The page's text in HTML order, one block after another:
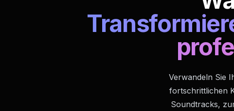
Verwandeln Sie
fortschrittlichen
Soundtracks,